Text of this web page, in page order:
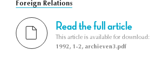
Foreign Relations
Read the full article
This article is available for download:
1992, 1-2, archieven3.pdf